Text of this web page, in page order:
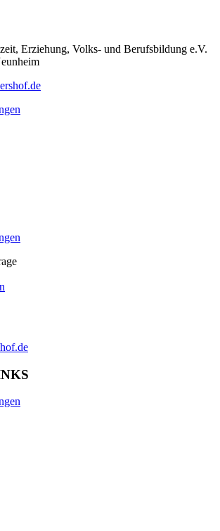
Erziehung, Volks- und Berufsbildung e.V.